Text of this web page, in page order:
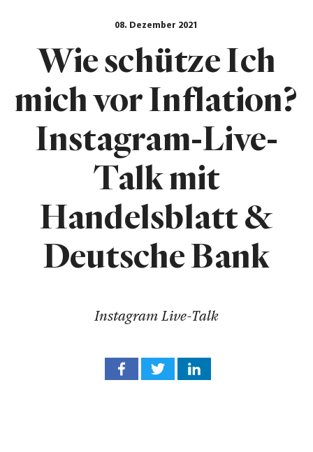
08. Dezember 2021
Wie schütze Ich
mich vor Inflation?
Instagram-Live-
Talk mit
Handelsblatt &
Deutsche Bank
Instagram Live-Talk